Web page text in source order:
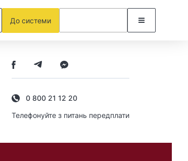
До системи
0 800 21 12 20
Телефонуйте з питань передплати